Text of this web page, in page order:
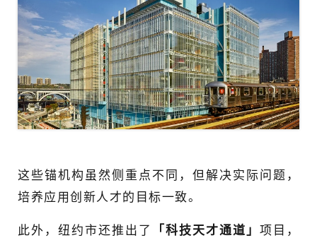
这些锚机构虽然侧重点不同，但解决实际问题，
培养应用创新人才的目标一致。
此外，纽约市还推出了 「科技天才通道」 项目，